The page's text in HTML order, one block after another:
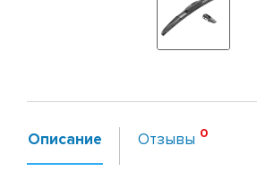
Описание Отзывы